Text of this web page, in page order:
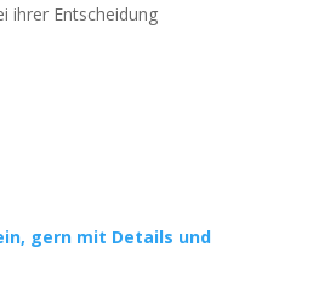
ihrer Entscheidung
gern mit Details und